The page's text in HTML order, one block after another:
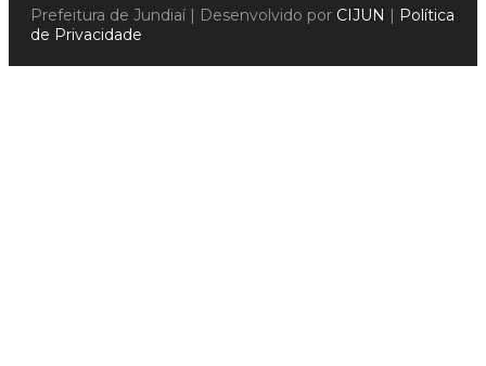
Prefeitura de Jundiaí | Desenvolvido por CIJUN | Política
de Privacidade